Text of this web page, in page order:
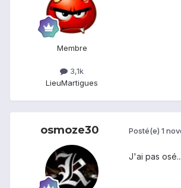
Membre
3,1k
LieuMartigues
osmoze30 Posté(e) 1
J'ai pas osé...